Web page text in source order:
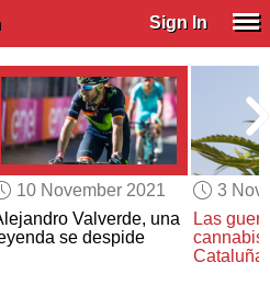
Sign In
10 November 2021
Valverde, una
se despide
3
Las
cannabis
Cataluña